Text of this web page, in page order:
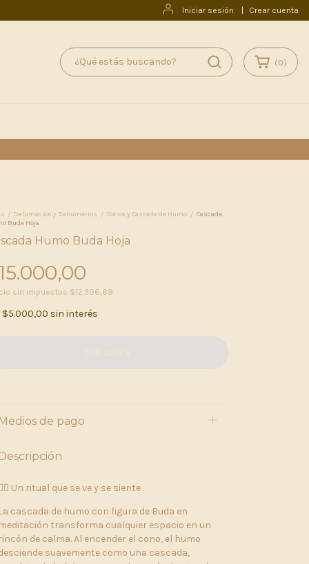
Iniciar sesión Crear cuenta
(0)
/ Defumación y Sahumerios / Conos y Cascada de Humo / Cascada
Buda Hoja
Humo Buda Hoja
sin impuestos $12.396,69
$5.000,00 sin interés
de pago
Un ritual que se ve y se siente
cascada de humo con figura de Buda en
transforma cualquier espacio en un
de calma. Al encender el cono, el humo
suavemente como una cascada,